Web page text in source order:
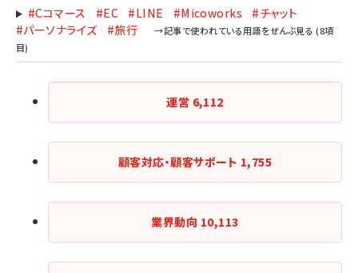
#Cコマース #EC #LINE #Micoworks
#チャット
#パーソナライズ
#旅行
運営 6,112
顧客対応・顧客サポート 1,755
業界動向 10,113